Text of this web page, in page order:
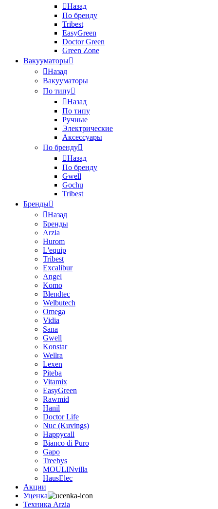
Назад
По бренду
Tribest
EasyGreen
Doctor Green
Green Zone
Вакууматоры
Назад
Вакууматоры
По типу
Назад
По типу
Ручные
Электрические
Аксессуары
По бренду
Назад
По бренду
Gwell
Gochu
Tribest
Бренды
Назад
Бренды
Arzia
Hurom
L'equip
Tribest
Excalibur
Angel
Komo
Blendtec
Welbutech
Omega
Vidia
Sana
Gwell
Konstar
Wellra
Lexen
Piteba
Vitamix
EasyGreen
Rawmid
Hanil
Doctor Life
Nuc (Kuvings)
Happycall
Bianco di Puro
Gapo
Treebys
MOULINvilla
HausElec
Акции
Уценка
Техника Arzia